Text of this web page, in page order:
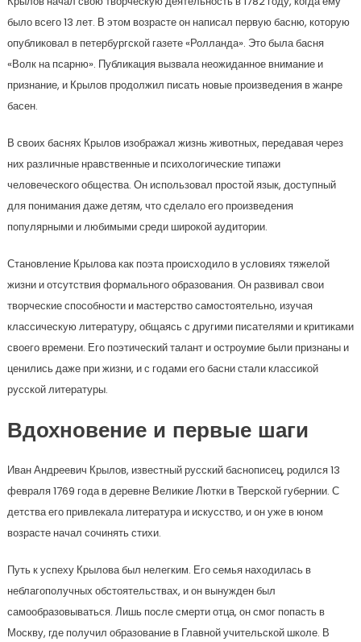
было всего 13 лет. В этом возрасте он написал первую басню, которую
опубликовал в петербургской газете «Ролланда». Это была басня
«Волк на псарню». Публикация вызвала неожиданное внимание и
признание, и Крылов продолжил писать новые произведения в жанре
басен.
В своих баснях Крылов изображал жизнь животных, передавая через
них различные нравственные и психологические типажи
человеческого общества. Он использовал простой язык, доступный
для понимания даже детям, что сделало его произведения
популярными и любимыми среди широкой аудитории.
Становление Крылова как поэта происходило в условиях тяжелой
жизни и отсутствия формального образования. Он развивал свои
творческие способности и мастерство самостоятельно, изучая
классическую литературу, общаясь с другими писателями и критиками
своего времени. Его поэтический талант и остроумие были признаны и
ценились даже при жизни, и с годами его басни стали классикой
русской литературы.
Вдохновение и первые шаги
Иван Андреевич Крылов, известный русский баснописец, родился 13
февраля 1769 года в деревне Великие Лютки в Тверской губернии. С
детства его привлекала литература и искусство, и он уже в юном
возрасте начал сочинять стихи.
Путь к успеху Крылова был нелегким. Его семья находилась в
неблагополучных обстоятельствах, и он вынужден был
самообразовываться. Лишь после смерти отца, он смог попасть в
Москву, где получил образование в Главной учительской школе. В